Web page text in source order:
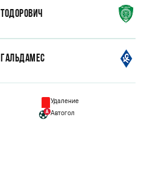
Тодорович
Гальдамес
Удаление
Автогол